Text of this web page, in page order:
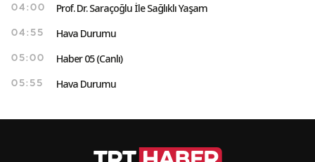
04:00 Prof. Dr. Saraçoğlu İle Sağlıklı Yaşam
04:55 Hava Durumu
05:00 Haber 05 (Canlı)
05:55 Hava Durumu